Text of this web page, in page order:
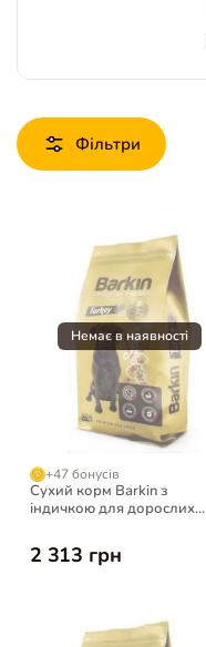
Фільтри
+47 бонусів
Сухий корм Barkin з
індичкою для дорослих
2 313 грн